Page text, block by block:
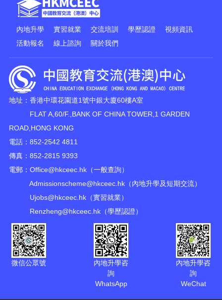
內地升學 實習就業 交流培訓 學歷認證
視頻資訊
活動報名
線上諮詢 關於我們
地址：香港中環花園道1號中銀大廈60樓A室
FLAT A,60/F.,BANK OF CHINA TOWER,1 GARDEN
ROAD,HONG KONG
電話：852-2542 4811
傳真：852-2815 9393
電郵： Office@hkceec.hk（一般查詢）
Admissionscheme@hkceec.hk（內地升學及短期交流）
Ujobs@hkceec.hk（實習就業）
Renzheng@hkceec.hk（學歷認證）
微信公眾號
內地升學咨
詢
WhatsApp
內地升學咨
詢
WeChat